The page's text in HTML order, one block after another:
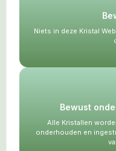
Niets in deze Kristal
Bewust
Alle Kristallen
onderhouden en